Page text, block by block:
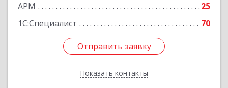
АРМ
25
1С:Специалист
70
Отправить заявку
Показать контакты
Отправить заявку
Назад